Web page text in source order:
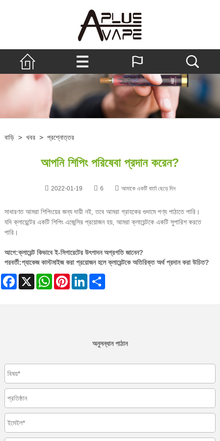
বাড়ি > খবর > প্রশ্নোত্তর
আপনি শিপিং পরিষেবা প্রদান করেন?
2022-01-19 6 আমাকে একটি বার্তা ছেড়ে দিন
সাধারণত আমরা শিপিংয়ের জন্য দায়ী নই, তবে আমরা গ্রাহকের গুদামে পণ্য পাঠাতে পারি।
যদি ক্লায়েন্টের একটি শিপিং এজেন্সির প্রয়োজন হয়, আমরা ক্লায়েন্টকে একটি সুপারিশ করতে
পারি।
আগে:ক্লায়েন্ট কিভাবে ই-সিগারেটের উৎপাদন অগ্রগতি জানেন?
পরবর্তী:প্যাকেজ কাস্টমাইজ করা প্রয়োজন হলে ক্লায়েন্টকে অতিরিক্ত অর্থ প্রদান করা উচিত?
Facebook WhatsAppPinterestLinkedIn
অনুসন্ধান পাঠান